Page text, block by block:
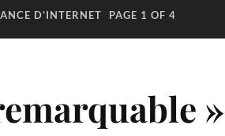
D’INTERNET PAGE 1 OF 4
»